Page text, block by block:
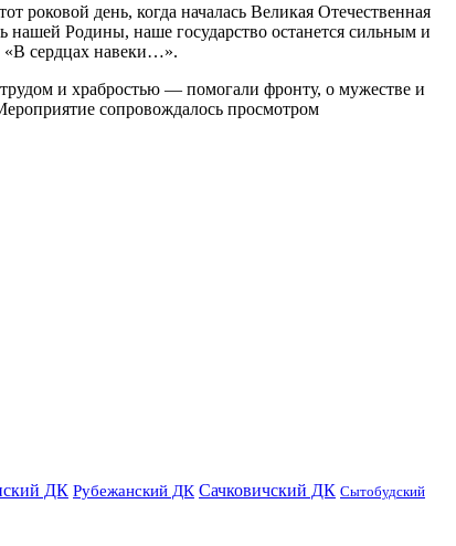
роковой день, когда началась Великая Отечественная
нашей Родины, наше государство останется сильным и
сердцах навеки…».
и храбростью — помогали фронту, о мужестве и
сопровождалось просмотром
ДК Рубежанский ДК Сачковичский ДК Сытобудский